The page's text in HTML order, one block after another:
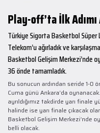
Play-off’ta İlk
Türkiye Sigorta Basketbol
Telekom’u ağırladık ve
Basketbol Gelişim Merkezi’nde
36 önde tamamladık.
Bu sonucun ardından seride 1-0
Cuma günü Ankara’da
ayrıldığımız takdirde yarı
halinde ise yarı finale çıkacak
Basketbol Gelişim Merkezi’nde
belli olacak.